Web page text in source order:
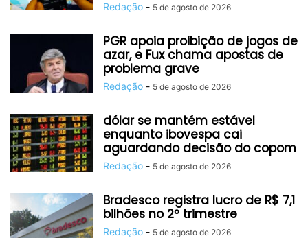
Redação - 5 de agosto de 2026
PGR apoia proibição de jogos de
azar, e Fux chama apostas de
problema grave
Redação - 5 de agosto de 2026
dólar se mantém estável
enquanto ibovespa cai
aguardando decisão do copom
Redação - 5 de agosto de 2026
Bradesco registra lucro de R$ 7,1
bilhões no 2º trimestre
Redação - 5 de agosto de 2026